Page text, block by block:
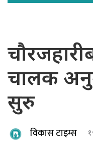
चालक
सुरु
विकास टाइम्स